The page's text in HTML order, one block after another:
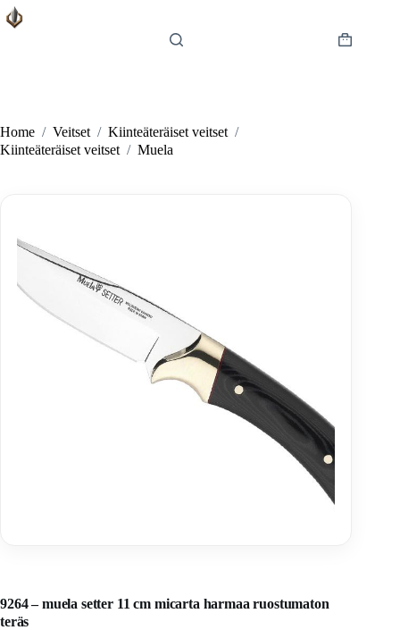
Skip
to
Shopping
Home / Veitset / Kiinteäteräiset veitset /
Kiinteäteräiset veitset / Muela
9264 – muela setter 11 cm micarta harmaa ruostumaton
teräs